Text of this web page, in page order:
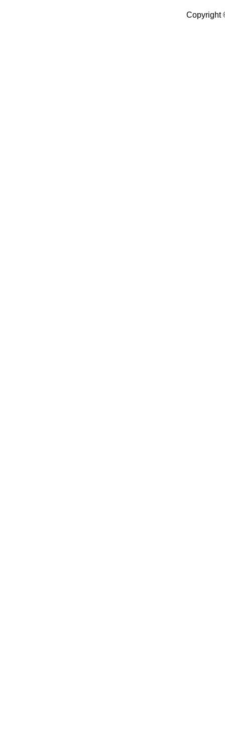
Copyright